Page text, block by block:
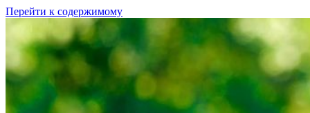
Перейти к содержимому